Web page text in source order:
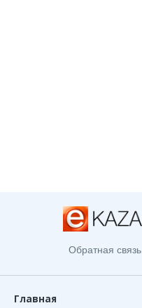
Обратная связь
Главная